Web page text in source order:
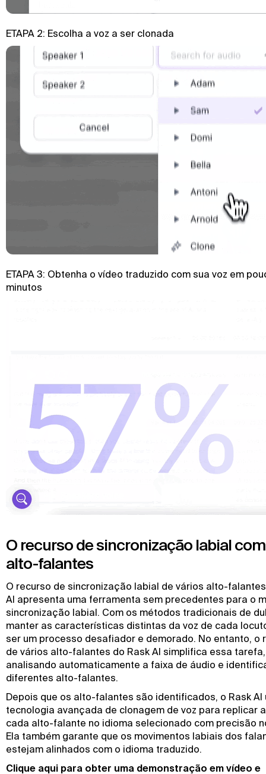
ETAPA 2: Escolha a voz a ser clonada
ETAPA 3: Obtenha o vídeo traduzido com sua voz em
minutos
O recurso de sincronização labial
alto-falantes
O recurso de sincronização labial de vários alto-
AI apresenta uma ferramenta sem precedentes para o
sincronização labial. Com os métodos tradicionais de
manter as características distintas da voz de cada
ser um processo desafiador e demorado. No entanto, o
de vários alto-falantes do Rask AI simplifica essa tarefa,
analisando automaticamente a faixa de áudio e
diferentes alto-falantes.
Depois que os alto-falantes são identificados, o Rask AI
tecnologia avançada de clonagem de voz para replicar
cada alto-falante no idioma selecionado com precisão
Ela também garante que os movimentos labiais dos
estejam alinhados com o idioma traduzido.
Clique aqui para obter uma demonstração em vídeo e